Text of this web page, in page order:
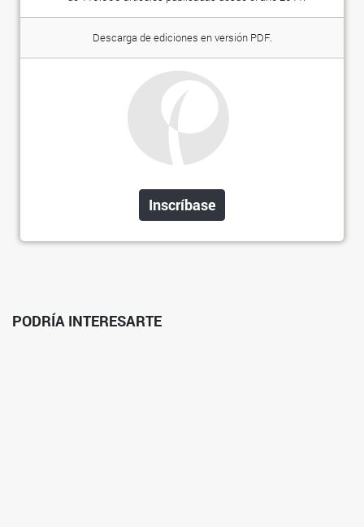
Descarga de ediciones en versión PDF.
Inscríbase
PODRÍA INTERESARTE